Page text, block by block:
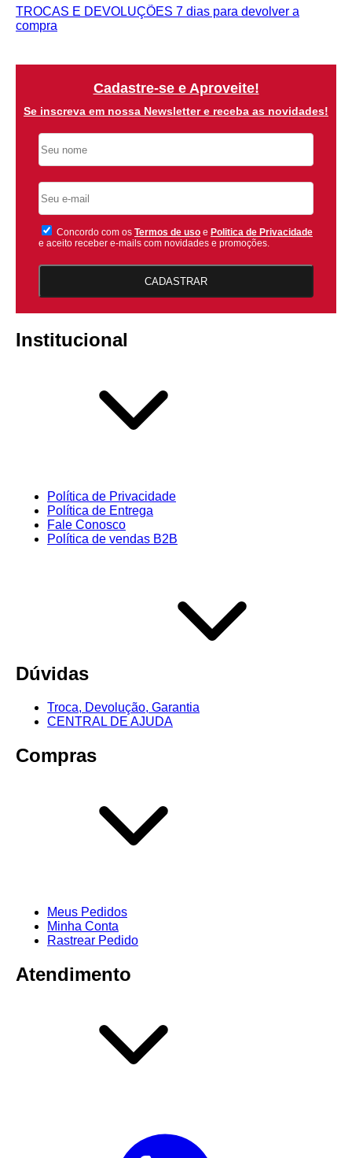
TROCAS E DEVOLUÇÕES 7 dias para devolver a
compra
Cadastre-se e Aproveite!
Se inscreva em nossa Newsletter e receba as novidades!
Concordo com os Termos de uso e Politica de Privacidade
e aceito receber e-mails com novidades e promoções.
CADASTRAR
Institucional
Política de Privacidade
Política de Entrega
Fale Conosco
Política de vendas B2B
Dúvidas
Troca, Devolução, Garantia
CENTRAL DE AJUDA
Compras
Meus Pedidos
Minha Conta
Rastrear Pedido
Atendimento